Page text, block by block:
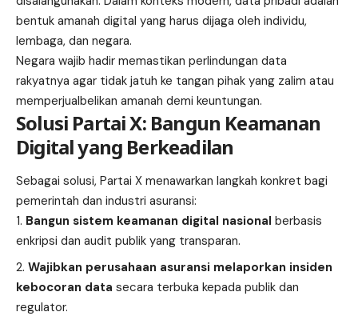
bentuk amanah digital yang harus dijaga oleh individu,
lembaga, dan negara.
Negara wajib hadir memastikan perlindungan data
rakyatnya agar tidak jatuh ke tangan pihak yang zalim atau
memperjualbelikan amanah demi keuntungan.
Solusi Partai X: Bangun Keamanan
Digital yang Berkeadilan
Sebagai solusi, Partai X menawarkan langkah konkret bagi
pemerintah dan industri asuransi:
Bangun sistem keamanan digital nasional berbasis
enkripsi dan audit publik yang transparan.
Wajibkan perusahaan asuransi melaporkan insiden
kebocoran data secara terbuka kepada publik dan
regulator.